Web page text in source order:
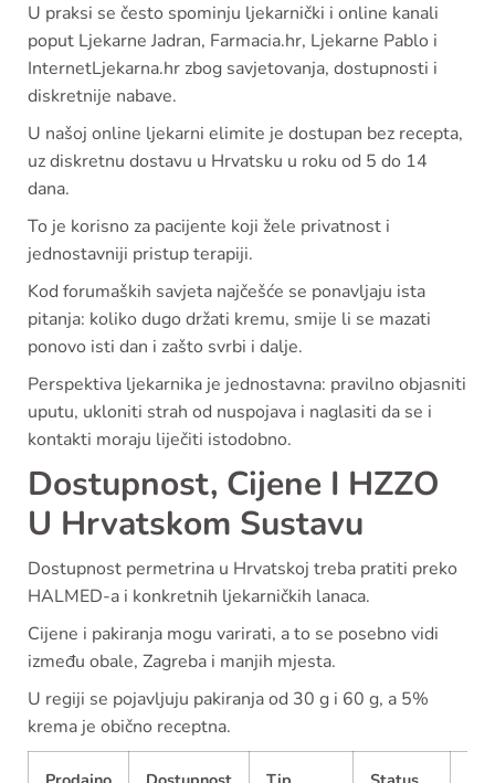
U praksi se često spominju ljekarnički i online kanali
poput Ljekarne Jadran, Farmacia.hr, Ljekarne Pablo i
InternetLjekarna.hr zbog savjetovanja, dostupnosti i
diskretnije nabave.
U našoj online ljekarni elimite je dostupan bez recepta,
uz diskretnu dostavu u Hrvatsku u roku od 5 do 14
dana.
To je korisno za pacijente koji žele privatnost i
jednostavniji pristup terapiji.
Kod forumaških savjeta najčešće se ponavljaju ista
pitanja: koliko dugo držati kremu, smije li se mazati
ponovo isti dan i zašto svrbi i dalje.
Perspektiva ljekarnika je jednostavna: pravilno objasniti
uputu, ukloniti strah od nuspojava i naglasiti da se i
kontakti moraju liječiti istodobno.
Dostupnost, Cijene I HZZO
U Hrvatskom Sustavu
Dostupnost permetrina u Hrvatskoj treba pratiti preko
HALMED-a i konkretnih ljekarničkih lanaca.
Cijene i pakiranja mogu varirati, a to se posebno vidi
između obale, Zagreba i manjih mjesta.
U regiji se pojavljuju pakiranja od 30 g i 60 g, a 5%
krema je obično receptna.